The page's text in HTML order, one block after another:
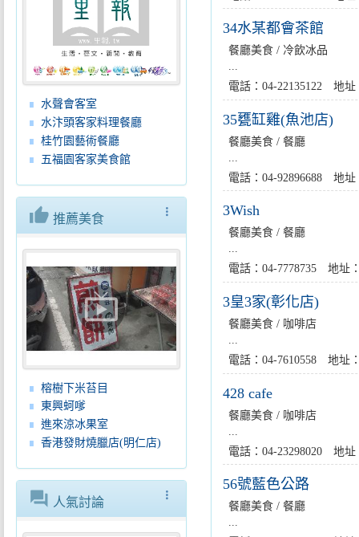
水聲會客室
水汴頭客家料理餐廳
桂竹園藝術餐廳
五福園客家美食館
more_vert
thumb_up 推薦美食
live_tv
榕樹下米苔目
東興蚵嗲
進來涼冰果室
香港發財燒臘店(明仁店)
more_vert
forum 人氣討論
34水某都會茶館
餐廳美食 / 冷飲冰品
...
電話：04-22135122 地
35甕缸雞(魚池店)
餐廳美食 / 餐廳
電話：04-92896688 地
3Wish
餐廳美食 / 餐廳
...
電話：04-7778735 地址
3皇3家(彰化店)
餐廳美食 / 咖啡店
電話：04-7610558 地址
428 cafe
餐廳美食 / 咖啡店
電話：04-23298020 地
56號藍色公路
餐廳美食 / 餐廳
...